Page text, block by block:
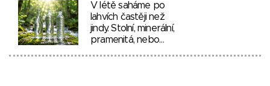
V létě saháme po
lahvích častěji než
jindy. Stolní, minerální,
pramenitá, nebo…